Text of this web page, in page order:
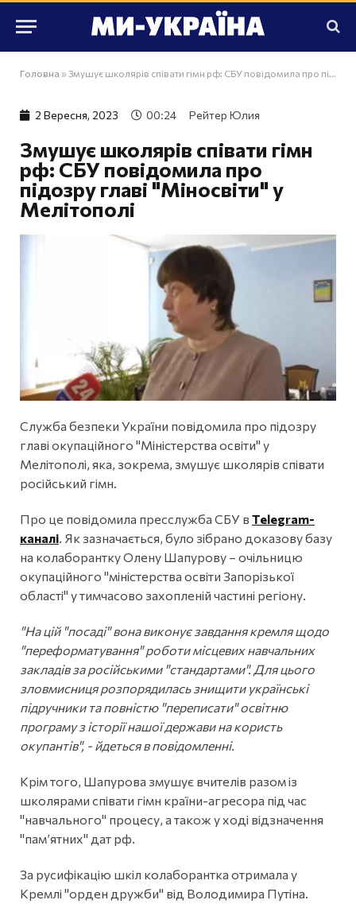
Головна » Змушує школярів співати гімн рф: СБУ повідомила про підозру главі "Міносвіти" у Мелітополі
2 Вересня, 2023 00:24 Рейтер Юлия
Змушує школярів співати гімн
рф: СБУ повідомила про
підозру главі "Міносвіти" у
Мелітополі
Служба безпеки України повідомила про підозру
главі окупаційного "Міністерства освіти" у
Мелітополі, яка, зокрема, змушує школярів співати
російський гімн.
Про це повідомила пресслужба СБУ в Telegram-
каналі . Як зазначається, було зібрано доказову базу
на колаборантку Олену Шапурову – очільницю
окупаційного "міністерства освіти Запорізької
області" у тимчасово захопленій частині регіону.
"На цій "посаді" вона виконує завдання кремля щодо
"переформатування" роботи місцевих навчальних
закладів за російськими "стандартами". Для цього
зловмисниця розпорядилась знищити українські
підручники та повністю "переписати" освітню
програму з історії нашої держави на користь
окупантів", - йдеться в повідомленні.
Крім того, Шапурова змушує вчителів разом із
школярами співати гімн країни-агресора під час
"навчального" процесу, а також у ході відзначення
"пам’ятних" дат рф.
За русифікацію шкіл колаборантка отримала у
Кремлі "орден дружби" від Володимира Путіна.